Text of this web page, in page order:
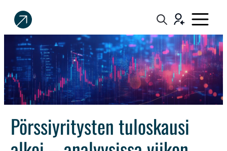
Sijoittaja.fi
Tee
parempia
sijoituspäätöksiä
Pörssiyritysten tuloskausi